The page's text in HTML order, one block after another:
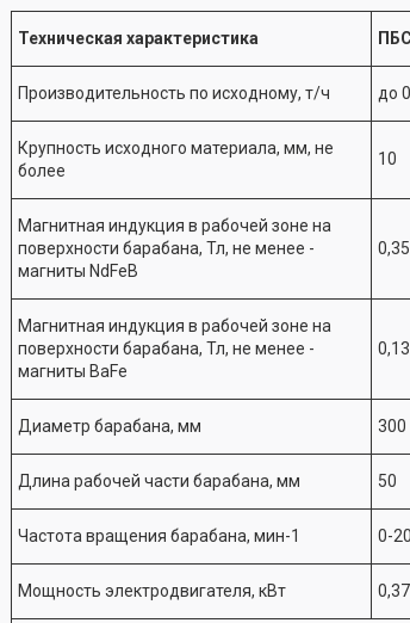
Техническая характеристика
Производительность по исходному, т/ч до
Крупность исходного материала, мм, не
более
10
Магнитная индукция в рабочей зоне на
поверхности барабана, Тл, не менее -
магниты NdFeB
0,35
Магнитная индукция в рабочей зоне на
поверхности барабана, Тл, не менее -
магниты BaFe
0,13
Диаметр барабана, мм 300
Длина рабочей части барабана, мм 50
Частота вращения барабана, мин-1 0-
Мощность электродвигателя, кВт 0,37